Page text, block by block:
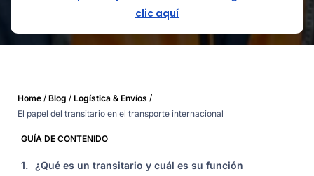
clic aquí
Home / Blog / Logística & Envíos /
El papel del transitario en el transporte internacional
GUÍA DE CONTENIDO
1. ¿Qué es un transitario y cuál es su función